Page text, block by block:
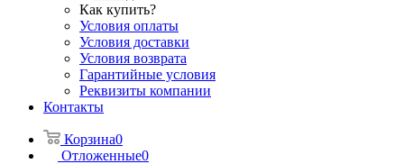
Как купить?
Условия оплаты
Условия доставки
Условия возврата
Гарантийные условия
Реквизиты компании
Контакты
Корзина0
Отложенные0